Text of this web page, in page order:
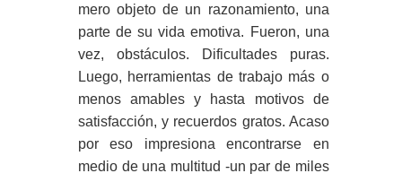
mero objeto de un razonamiento, una
parte de su vida emotiva. Fueron, una
vez, obstáculos. Dificultades puras.
Luego, herramientas de trabajo más o
menos amables y hasta motivos de
satisfacción, y recuerdos gratos. Acaso
por eso impresiona encontrarse en
medio de una multitud -un par de miles